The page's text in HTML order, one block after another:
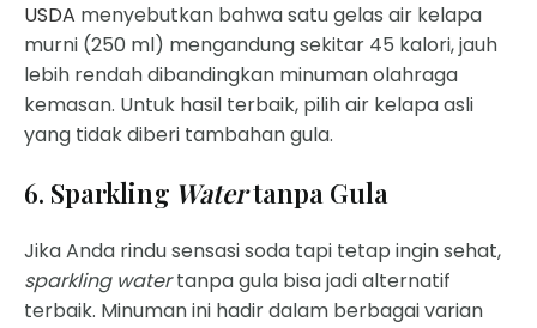
USDA menyebutkan bahwa satu gelas air kelapa
murni (250 ml) mengandung sekitar 45 kalori, jauh
lebih rendah dibandingkan minuman olahraga
kemasan. Untuk hasil terbaik, pilih air kelapa asli
yang tidak diberi tambahan gula.
6. Sparkling Watertanpa Gula
Jika Anda rindu sensasi soda tapi tetap ingin sehat,
sparkling watertanpa gula bisa jadi alternatif
terbaik. Minuman ini hadir dalam berbagai varian